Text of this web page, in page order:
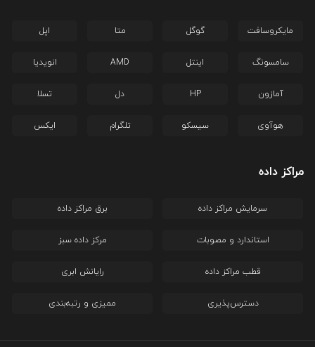
مایکروسافت گوگل متا اپل
سامسونگ اینتل AMD انویدیا
آمازون HP دل تسلا
هوآوی سیسکو تلگرام ایکس
مراکز داده
سرمایش مراکز داده برق مراکز داده
استاندارد و مصوبات مرکز داده سبز
قطب مراکز داده رایانش ابری
دسترس‌پذیری ممیزی و رتبه‌بندی